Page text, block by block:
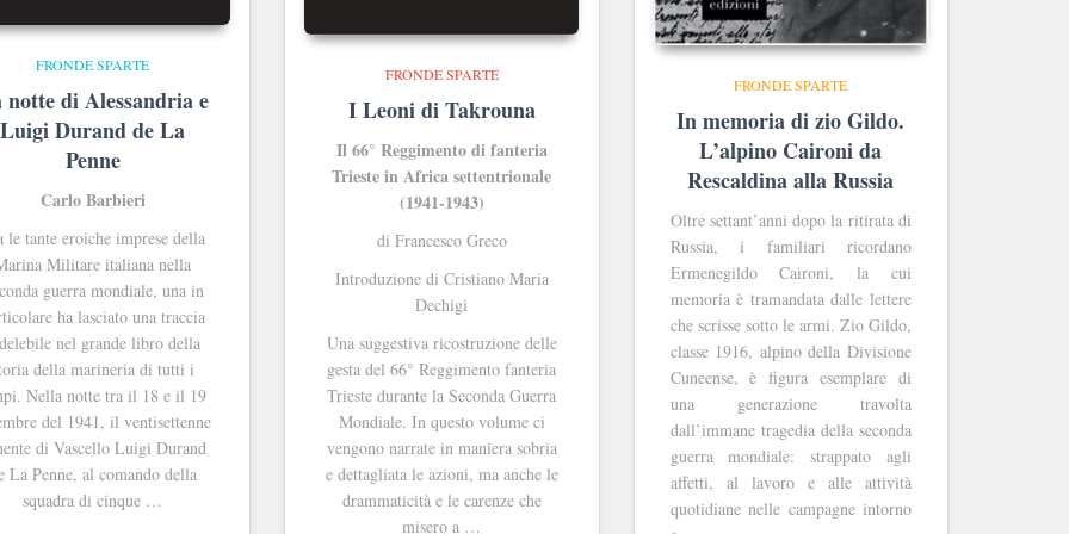
FRONDE SPARTE
notte di Alessandria e
Luigi Durand de La
Penne
Carlo Barbieri
le tante eroiche imprese della
Militare italiana nella
guerra mondiale, una in
ha lasciato una traccia
nel grande libro della
della marineria di tutti i
Nella notte tra il 18 e il 19
del 1941, il ventisettenne
di Vascello Luigi Durand
La Penne, al comando della
squadra di cinque …
FRONDE SPARTE
I Leoni di Takrouna
Il 66° Reggimento di fanteria
Trieste in Africa settentrionale
(1941-1943)
di Francesco Greco
Introduzione di Cristiano Maria
Dechigi
Una suggestiva ricostruzione delle
gesta del 66° Reggimento fanteria
Trieste durante la Seconda Guerra
Mondiale. In questo volume ci
vengono narrate in maniera sobria
e dettagliata le azioni, ma anche le
drammaticità e le carenze che
misero a …
FRONDE SPARTE
In memoria di zio Gildo.
L’alpino Caironi da
Rescaldina alla Russia
Oltre settant’anni dopo la ritirata di
Russia, i familiari ricordano
Ermenegildo Caironi, la cui
memoria è tramandata dalle lettere
che scrisse sotto le armi. Zio Gildo,
classe 1916, alpino della Divisione
Cuneense, è figura esemplare di
una generazione travolta
dall’immane tragedia della seconda
guerra mondiale: strappato agli
affetti, al lavoro e alle attività
quotidiane nelle campagne intorno